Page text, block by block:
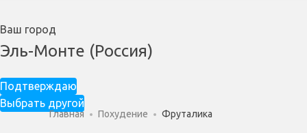
Ваш город
Эль-Монте (Россия)
Подтверждаю
Выбрать другой
Главная Похудение Фруталика